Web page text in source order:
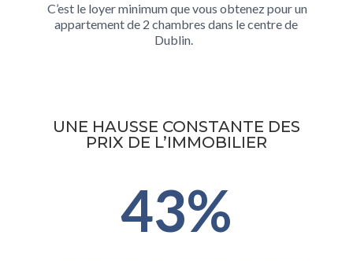
C’est le loyer minimum que vous obtenez pour un
appartement de 2 chambres dans le centre de
Dublin.
UNE HAUSSE CONSTANTE DES
PRIX DE L’IMMOBILIER
43%